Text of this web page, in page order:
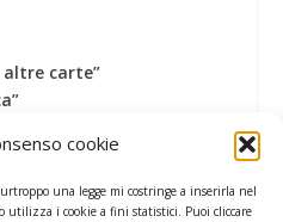
cookie
una legge mi costringe a inserirla nel
utilizza i cookie a fini statistici. Puoi cliccare
carte”